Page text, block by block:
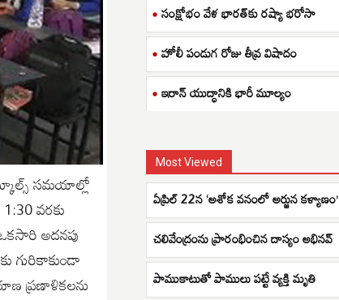
సమయాల్లో
వరకు
అదనపు
గురికాకుండా
ప్రణాళికలను
సంక్షోభం వేళ భారత్‌కు రష్యా భరోసా
హోలీ పండుగ రోజు తీవ్ర విషాదం
ఇరాన్ యుద్ధానికి భారీ మూల్యం
Most Viewed
ఏప్రిల్ 22న ‘అశోక వనంలో అర్జున కళ్యాణం’
చలివేంద్రంను ప్రారంభించిన దాస్యం అభినవ్
పాముకాటుతో పాములు పట్టే వ్యక్తి మృతి